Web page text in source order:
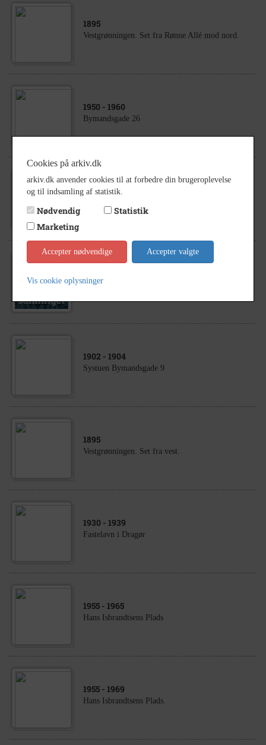
1895
Vestgrønningen. Set fra Rønne Allé mod nord.
1950 - 1960
Bymandsgade 26
1955
Bymandsgade 23
1902 - 1904
Systuen Bymandsgade 9
1895
Vestgrønningen. Set fra vest.
1930 - 1939
Fastelavn i Dragør
1955 - 1965
Hans Isbrandtsens Plads
1955 - 1969
Hans Isbrandtsens Plads.
Cookies på arkiv.dk
arkiv.dk anvender cookies til at forbedre din brugeroplevelse
og til indsamling af statistik.
Nødvendig
Statistik
Marketing
Accepter nødvendige Accepter valgte
Vis cookie oplysninger